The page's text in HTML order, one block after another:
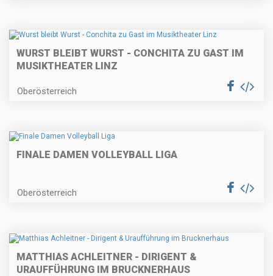
WURST BLEIBT WURST - CONCHITA ZU GAST IM
MUSIKTHEATER LINZ
Oberösterreich
FINALE DAMEN VOLLEYBALL LIGA
Oberösterreich
MATTHIAS ACHLEITNER - DIRIGENT &
URAUFFÜHRUNG IM BRUCKNERHAUS